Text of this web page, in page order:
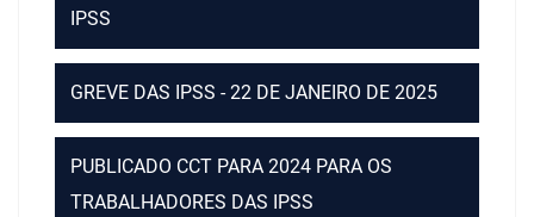
IPSS
GREVE DAS IPSS - 22 DE JANEIRO DE 2025
PUBLICADO CCT PARA 2024 PARA OS
TRABALHADORES DAS IPSS